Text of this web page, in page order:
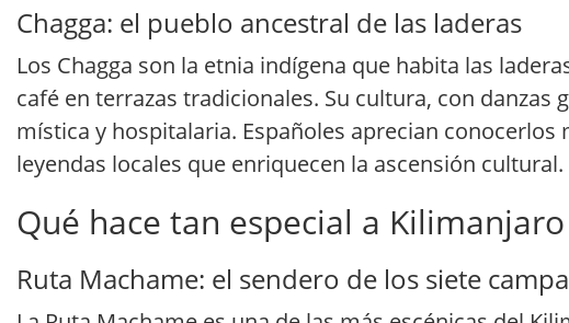
Chagga: el pueblo ancestral de las laderas
Los Chagga son la etnia indígena que habita las
café en terrazas tradicionales. Su cultura, con
mística y hospitalaria. Españoles aprecian
leyendas locales que enriquecen la ascensión cultural.
Qué hace tan especial a Kilimanjaro
Ruta Machame: el sendero de los siete